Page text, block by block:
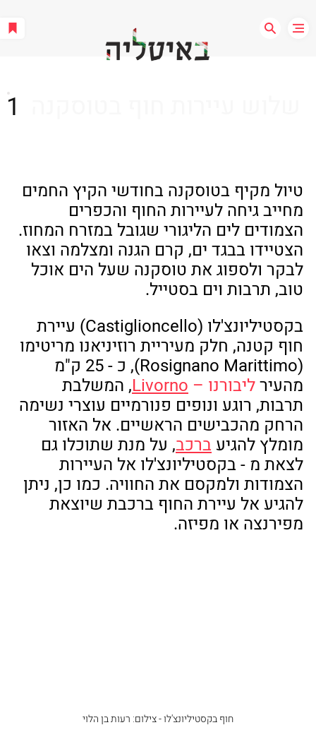
טיול מקיף בטוסקנה בחודשי הקיץ החמים
מחייב גיחה לעיירות החוף והכפרים
הצמודים לים הליגורי שגובל במזרח המחוז.
הצטיידו בבגד ים, קרם הגנה ומצלמה וצאו
לבקר ולספוג את טוסקנה שעל הים אוכל
טוב, תרבות וים בסטייל.
בקסטיליונצ'לו (Castiglioncello) עיירת
חוף קטנה, חלק מעיריית רוזיניאנו מריטימו
(Rosignano Marittimo), כ - 25 ק"מ
מהעיר ליבורנו – Livorno, המשלבת
תרבות, רוגע ונופים פנורמיים עוצרי נשימה
הרחק מהכבישים הראשיים. אל האזור
מומלץ להגיע ברכב, על מנת שתוכלו גם
לצאת מ - בקסטיליונצ'לו אל העיירות
הצמודות ולמקסם את החוויה. כמו כן, ניתן
להגיע אל עיירת החוף ברכבת שיוצאת
מפירנצה או מפיזה.
חוף בקסטיליונצ'לו - צילום: רעות בן הלוי
1